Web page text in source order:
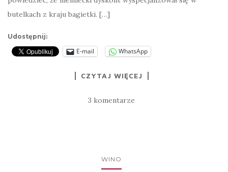
butelkach z kraju bagietki. […]
Udostępnij:
E-mail WhatsApp
CZYTAJ WIĘCEJ
3 komentarze
WINO